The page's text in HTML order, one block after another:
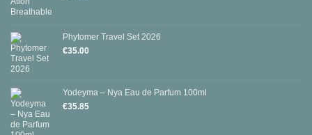
Phytomer Travel Set 2026
€35.00
Yodeyma – Nya Eau de Parfum 100ml
€35.85